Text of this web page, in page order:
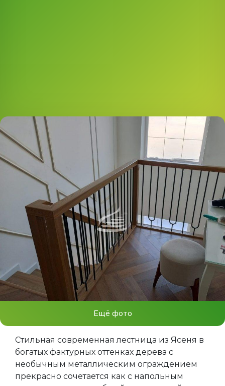
Ещё фото
Стильная современная лестница из Ясеня в
богатых фактурных оттенках дерева с
необычным металлическим ограждением
прекрасно сочетается как с напольным